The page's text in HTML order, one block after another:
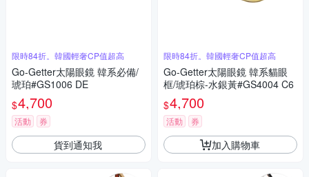
限時84折。韓國輕奢CP值超高
Go-Getter太陽眼鏡 韓系必備/
琥珀#GS1006 DE
$4,700
活動 券
貨到通知我
限時84折。韓國輕奢CP值超高
Go-Getter太陽眼鏡 韓系貓眼
框/琥珀棕-水銀黃#GS4004 C6
$4,700
活動 券
加入購物車